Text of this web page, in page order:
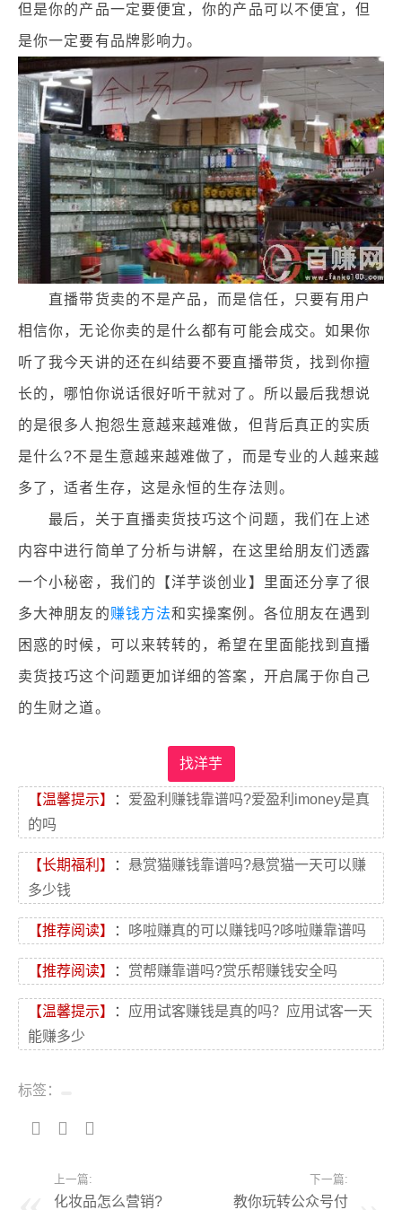
但是你的产品一定要便宜，你的产品可以不便宜，但
是你一定要有品牌影响力。
直播带货卖的不是产品，而是信任，只要有用户
相信你，无论你卖的是什么都有可能会成交。如果你
听了我今天讲的还在纠结要不要直播带货，找到你擅
长的，哪怕你说话很好听干就对了。所以最后我想说
的是很多人抱怨生意越来越难做，但背后真正的实质
是什么?不是生意越来越难做了，而是专业的人越来越
多了，适者生存，这是永恒的生存法则。
最后，关于直播卖货技巧这个问题，我们在上述
内容中进行简单了分析与讲解，在这里给朋友们透露
一个小秘密，我们的【洋芋谈创业】里面还分享了很
多大神朋友的赚钱方法和实操案例。各位朋友在遇到
困惑的时候，可以来转转的，希望在里面能找到直播
卖货技巧这个问题更加详细的答案，开启属于你自己
的生财之道。
找洋芋
【温馨提示】 ： 爱盈利赚钱靠谱吗?爱盈利imoney是真
的吗
【长期福利】 ： 悬赏猫赚钱靠谱吗?悬赏猫一天可以赚
多少钱
【推荐阅读】 ： 哆啦赚真的可以赚钱吗?哆啦赚靠谱吗
【推荐阅读】 ： 赏帮赚靠谱吗?赏乐帮赚钱安全吗
【温馨提示】 ： 应用试客赚钱是真的吗？应用试客一天
能赚多少
标签：
上一篇:
化妆品怎么营销?
下一篇:
教你玩转公众号付